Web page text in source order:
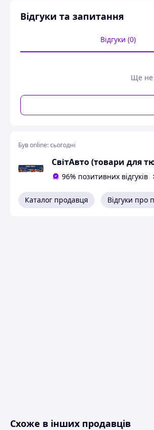
Користувальницькі характеристики
Фари протитуманні та додаткового
Можливе встановлення КСЕНОНА.
Відгуки та запитання
Відгуки (0)
Ще не
Був online:сьогодні
СвітАвто (товари для
96% позитивних відгуків
Каталог продавця Відгуки про
Схоже в інших продавців